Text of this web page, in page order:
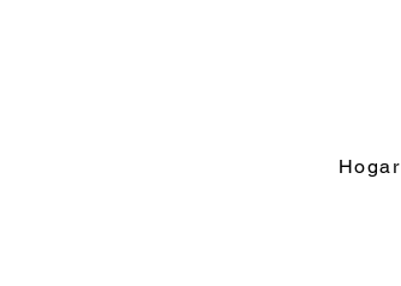
Hogar